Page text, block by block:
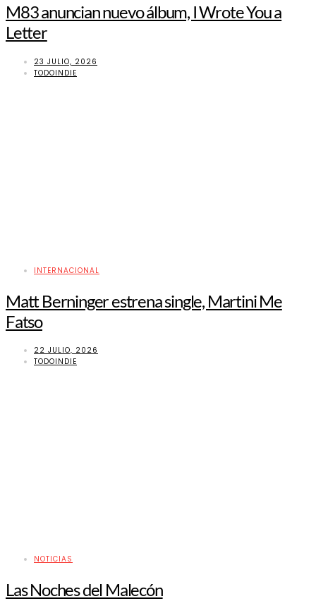
M83 anuncian nuevo álbum, I Wrote You a
Letter
23 JULIO, 2026
TODOINDIE
INTERNACIONAL
Matt Berninger estrena single, Martini Me
Fatso
22 JULIO, 2026
TODOINDIE
NOTICIAS
Las Noches del Malecón